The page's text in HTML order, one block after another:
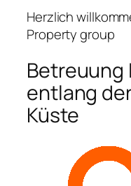
Herzlich
Property group
Betreuung
entlang
Küste